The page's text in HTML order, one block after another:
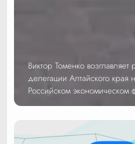
Виктор Томенко
делегации Алтайского края
Российском экономическом